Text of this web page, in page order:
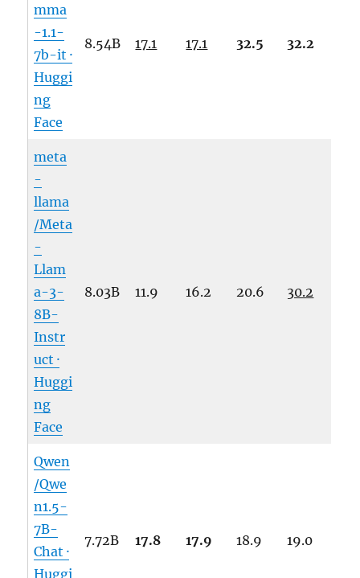
mma
-1.1-
7b-it ·
Huggi
ng
Face
8.54B 17.1 17.1 32.5 32.2
meta
-
llama
/Meta
-
Llam
a-3-
8B-
Instr
uct ·
Huggi
ng
Face
8.03B 11.9 16.2 20.6 30.2
Qwen
/Qwe
n1.5-
7B-
Chat ·
Huggi
7.72B 17.8 17.9 18.9 19.0